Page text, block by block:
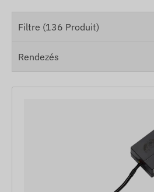
Filtre (136 Produit)
Rendezés